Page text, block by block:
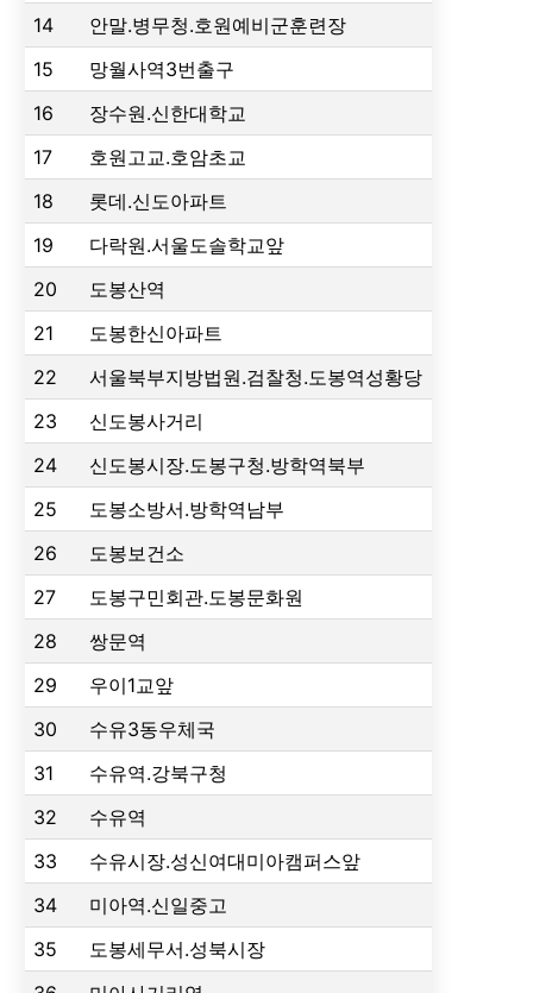
14
안말.병무청.호원예비군훈련장
15
망월사역3번출구
16
장수원.신한대학교
17
호원고교.호암초교
18
롯데.신도아파트
19
다락원.서울도솔학교앞
20
도봉산역
21
도봉한신아파트
22
서울북부지방법원.검찰청.도봉역성황당
23
신도봉사거리
24
신도봉시장.도봉구청.방학역북부
25
도봉소방서.방학역남부
26
도봉보건소
27
도봉구민회관.도봉문화원
28
쌍문역
29
우이1교앞
30
수유3동우체국
31
수유역.강북구청
32
수유역
33
수유시장.성신여대미아캠퍼스앞
34
미아역.신일중고
35
도봉세무서.성북시장